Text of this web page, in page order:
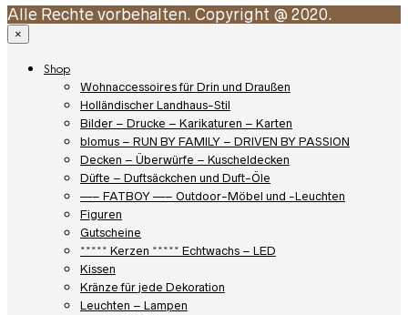
Alle Rechte vorbehalten. Copyright @ 2020.
×
Shop
Wohnaccessoires für Drin und Draußen
Holländischer Landhaus-Stil
Bilder – Drucke – Karikaturen – Karten
blomus – RUN BY FAMILY – DRIVEN BY PASSION
Decken – Überwürfe – Kuscheldecken
Düfte – Duftsäckchen und Duft-Öle
—– FATBOY —– Outdoor-Möbel und -Leuchten
Figuren
Gutscheine
***** Kerzen ***** Echtwachs – LED
Kissen
Kränze für jede Dekoration
Leuchten – Lampen